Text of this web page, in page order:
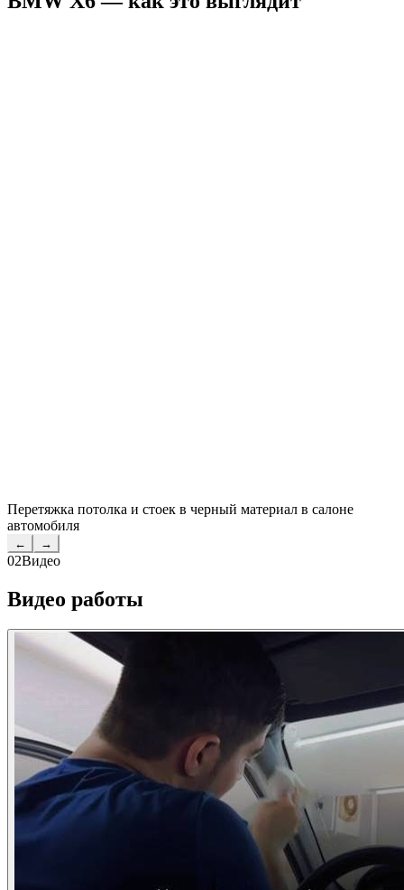
Перетяжка потолка и стоек в черный материал в салоне
автомобиля
← →
02Видео
Видео работы